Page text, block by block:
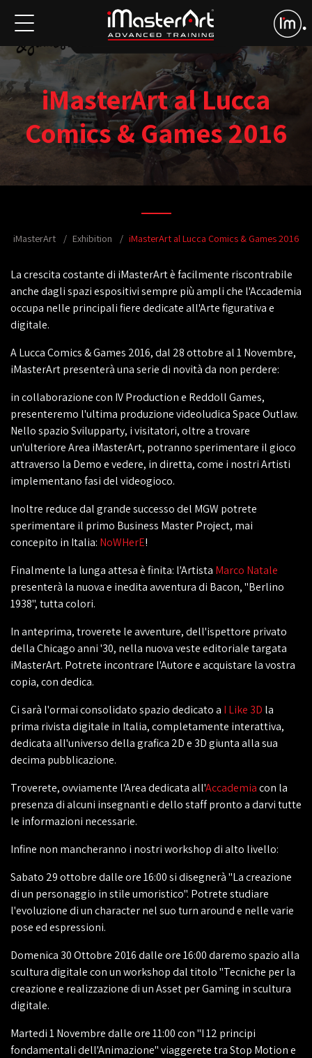
iMasterArt al Lucca
Comics & Games 2016
iMasterArt Exhibition iMasterArt al Lucca Comics & Games 2016
La crescita costante di iMasterArt è facilmente riscontrabile
anche dagli spazi espositivi sempre più ampli che l'Accademia
occupa nelle principali fiere dedicate all'Arte figurativa e
digitale.
A Lucca Comics & Games 2016, dal 28 ottobre al 1 Novembre,
iMasterArt presenterà una serie di novità da non perdere:
in collaborazione con IV Production e Reddoll Games,
presenteremo l'ultima produzione videoludica Space Outlaw.
Nello spazio Svilupparty, i visitatori, oltre a trovare
un'ulteriore Area iMasterArt, potranno sperimentare il gioco
attraverso la Demo e vedere, in diretta, come i nostri Artisti
implementano fasi del videogioco.
Inoltre reduce dal grande successo del MGW potrete
sperimentare il primo Business Master Project, mai
concepito in Italia: NoWHerE!
Finalmente la lunga attesa è finita: l'Artista Marco Natale
presenterà la nuova e inedita avventura di Bacon, "Berlino
1938", tutta colori.
In anteprima, troverete le avventure, dell'ispettore privato
della Chicago anni '30, nella nuova veste editoriale targata
iMasterArt. Potrete incontrare l'Autore e acquistare la vostra
copia, con dedica.
Ci sarà l'ormai consolidato spazio dedicato a I Like 3D la
prima rivista digitale in Italia, completamente interattiva,
dedicata all'universo della grafica 2D e 3D giunta alla sua
decima pubblicazione.
Troverete, ovviamente l'Area dedicata all'Accademiacon la
presenza di alcuni insegnanti e dello staff pronto a darvi tutte
le informazioni necessarie.
Infine non mancheranno i nostri workshop di alto livello:
Sabato 29 ottobre dalle ore 16:00 si disegnerà "La creazione
di un personaggio in stile umoristico". Potrete studiare
l'evoluzione di un character nel suo turn around e nelle varie
pose ed espressioni.
Domenica 30 Ottobre 2016 dalle ore 16:00 daremo spazio alla
scultura digitale con un workshop dal titolo "Tecniche per la
creazione e realizzazione di un Asset per Gaming in scultura
digitale.
Martedi 1 Novembre dalle ore 11:00 con "I 12 principi
fondamentali dell'Animazione" viaggerete tra Stop Motion e